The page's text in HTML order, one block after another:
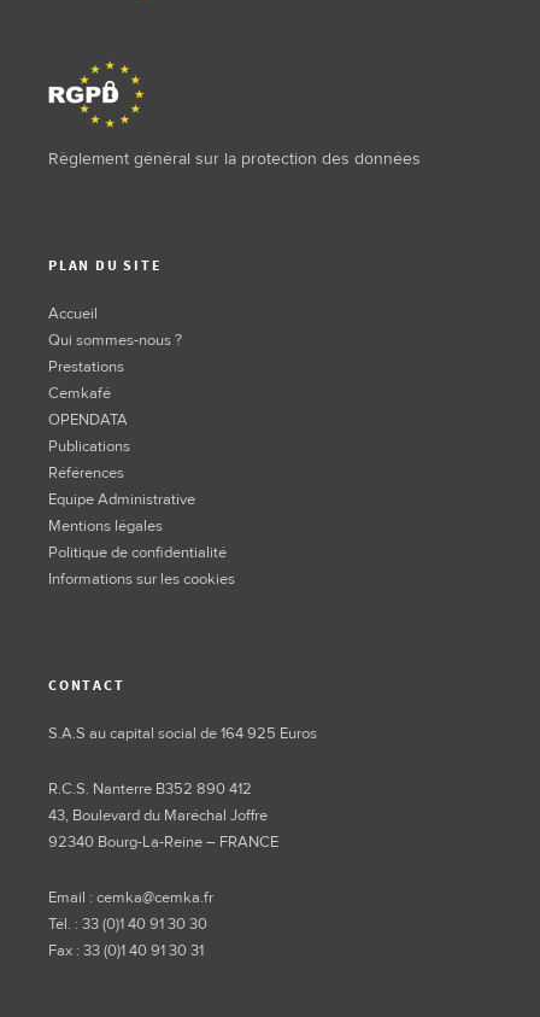
Règlement général sur la protection des données
PLAN DU SITE
Accueil
Qui sommes-nous ?
Prestations
Cemkafé
OPENDATA
Publications
Références
Equipe Administrative
Mentions légales
Politique de confidentialité
Informations sur les cookies
CONTACT
S.A.S au capital social de 164 925 Euros
R.C.S. Nanterre B352 890 412
43, Boulevard du Maréchal Joffre
92340 Bourg-La-Reine – FRANCE
Email : cemka@cemka.fr
Tél. : 33 (0)1 40 91 30 30
Fax : 33 (0)1 40 91 30 31